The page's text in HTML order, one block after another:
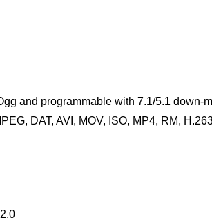
and programmable with 7.1/5.1 down-
DAT, AVI, MOV, ISO, MP4, RM,